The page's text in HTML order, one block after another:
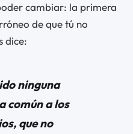
cambiar: la primera
de que tú no
dice:
ninguna
común a los
que no